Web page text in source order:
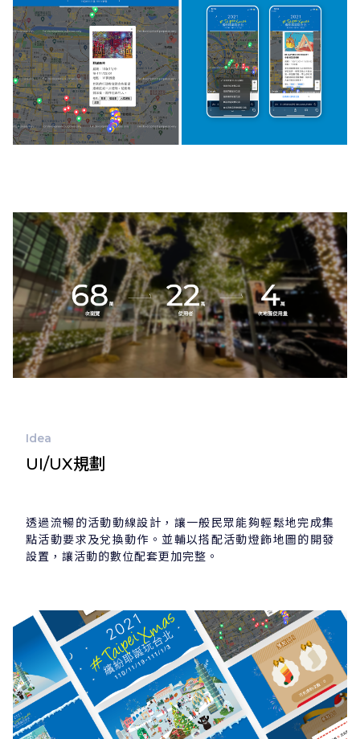
Idea
UI/UX規劃
透過流暢的活動動線設計，讓一般民眾能夠輕鬆地完成集
點活動要求及兌換動作。並輔以搭配活動燈飾地圖的開發
設置，讓活動的數位配套更加完整。